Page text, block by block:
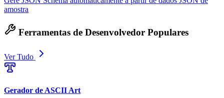
amostra
Ferramentas de Desenvolvedor Populares
Ver Tudo
Gerador de ASCII Art